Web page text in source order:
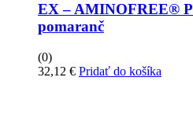
EX – AMINOFREE®
pomaranč
(0)
32,12 € Pridať do košíka